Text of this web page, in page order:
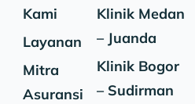
Kami
Layanan
Mitra
Asuransi
Klinik Medan
– Juanda
Klinik Bogor
– Sudirman